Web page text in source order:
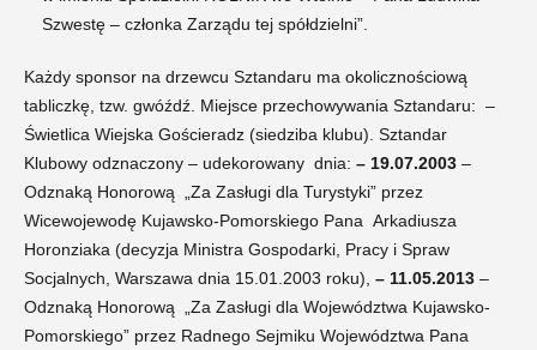
Szwestę – członka Zarządu tej spółdzielni”.
Każdy sponsor na drzewcu Sztandaru ma okolicznościową
tabliczkę, tzw. gwóźdź. Miejsce przechowywania Sztandaru: –
Świetlica Wiejska Gościeradz (siedziba klubu). Sztandar
Klubowy odznaczony – udekorowany dnia: – 19.07.2003–
Odznaką Honorową „Za Zasługi dla Turystyki” przez
Wicewojewodę Kujawsko-Pomorskiego Pana Arkadiusza
Horonziaka (decyzja Ministra Gospodarki, Pracy i Spraw
Socjalnych, Warszawa dnia 15.01.2003 roku), – 11.05.2013–
Odznaką Honorową „Za Zasługi dla Województwa Kujawsko-
Pomorskiego” przez Radnego Sejmiku Województwa Pana